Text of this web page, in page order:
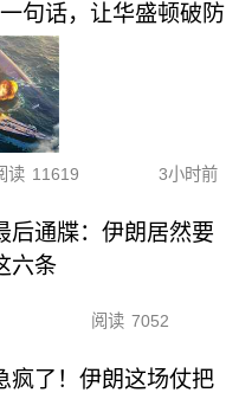
句话，让华盛顿破防
读 11619 3小时前
后通牒：伊朗居然要
六条
阅读 7052
疯了！伊朗这场仗把